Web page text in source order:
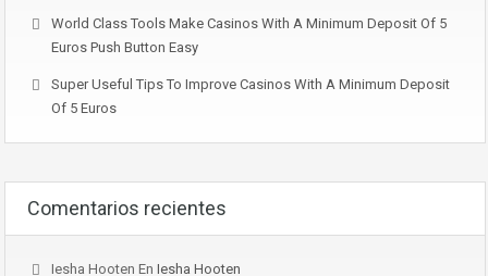
World Class Tools Make Casinos With A Minimum Deposit Of 5
Euros Push Button Easy
Super Useful Tips To Improve Casinos With A Minimum Deposit
Of 5 Euros
Comentarios recientes
Iesha Hooten En Iesha Hooten